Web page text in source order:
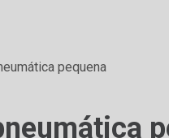
pequena